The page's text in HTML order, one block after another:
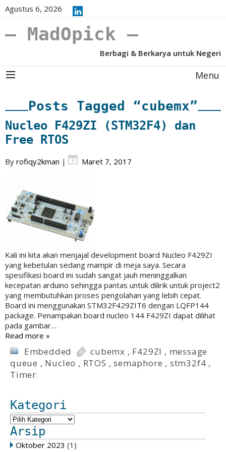
Agustus 6, 2026
– MadOpick –
Berbagi & Berkarya untuk Negeri
Menu
Posts Tagged “cubemx”
Nucleo F429ZI (STM32F4) dan
Free RTOS
By rofiqy2kman | Maret 7, 2017
Kali ini kita akan menjajal development board Nucleo F429ZI
yang kebetulan sedang mampir di meja saya. Secara
spesifikasi board ini sudah sangat jauh meninggalkan
kecepatan arduino sehingga pantas untuk dilirik untuk project2
yang membutuhkan proses pengolahan yang lebih cepat.
Board ini menggunakan STM32F429ZIT6 dengan LQFP144
package. Penampakan board nucleo 144 F429ZI dapat dilihat
pada gambar…
Read more »
Embedded cubemx , F429ZI , message
queue , Nucleo , RTOS ,semaphore , stm32f4 ,
Timer
Kategori
Arsip
Oktober 2023 (1)